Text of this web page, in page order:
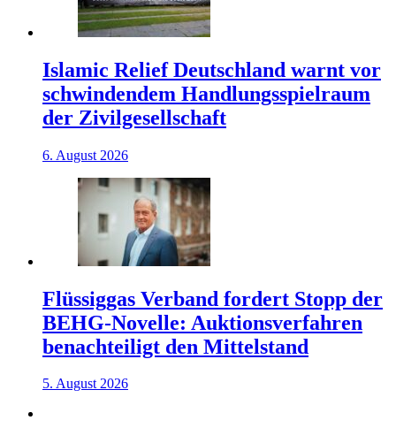
Islamic Relief Deutschland warnt vor
schwindendem Handlungsspielraum
der Zivilgesellschaft
6. August 2026
Flüssiggas Verband fordert Stopp der
BEHG-Novelle: Auktionsverfahren
benachteiligt den Mittelstand
5. August 2026